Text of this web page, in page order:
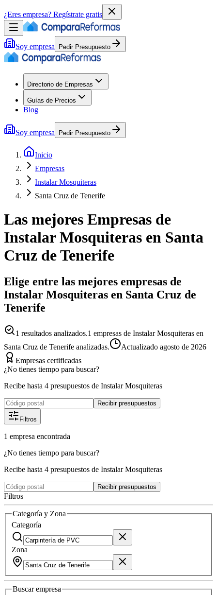
¿Eres empresa? Regístrate gratis
Soy empresa Pedir Presupuesto
Directorio de Empresas
Guías de Precios
Blog
Soy empresa Pedir Presupuesto
Inicio
Empresas
Instalar Mosquiteras
Santa Cruz de Tenerife
Las mejores Empresas de
Instalar Mosquiteras en Santa
Cruz de Tenerife
Elige entre las mejores empresas de
Instalar Mosquiteras en Santa Cruz de
Tenerife
1 resultados analizados.1 empresas de Instalar Mosquiteras en
Santa Cruz de Tenerife analizadas.
Actualizado agosto de 2026
Empresas certificadas
¿No tienes tiempo para buscar?
Recibe hasta 4 presupuestos de Instalar Mosquiteras
Recibir presupuestos
Filtros
1 empresa encontrada
¿No tienes tiempo para buscar?
Recibe hasta 4 presupuestos de Instalar Mosquiteras
Recibir presupuestos
Filtros
Categoría y Zona
Categoría
Zona
Buscarempresa